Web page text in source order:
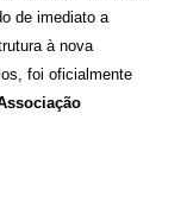
de imediato a
à nova
foi oficialmente